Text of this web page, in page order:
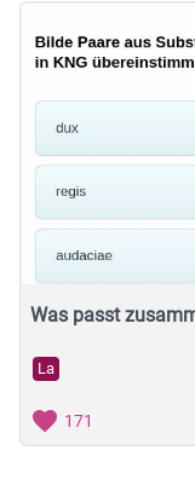
Was passt
La
171